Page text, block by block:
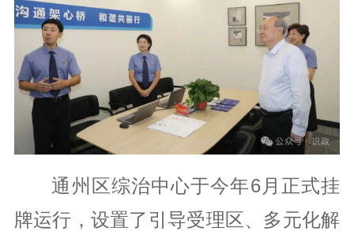
通州区综治中心于今年6月正式挂
牌运行，设置了引导受理区、多元化解